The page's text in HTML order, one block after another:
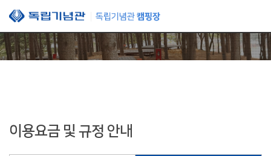
본문 바로가기
이용요금 및 규정 안내